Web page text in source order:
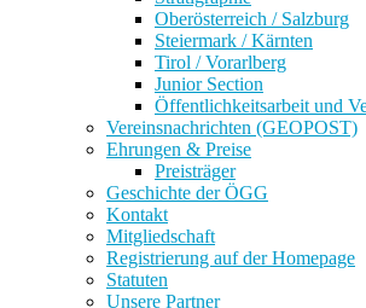
Oberösterreich / Salzburg
Steiermark / Kärnten
Tirol / Vorarlberg
Junior Section
Öffentlichkeitsarbeit und
Vereinsnachrichten (GEOPOST)
Ehrungen & Preise
Preisträger
Geschichte der ÖGG
Kontakt
Mitgliedschaft
Registrierung auf der Homepage
Statuten
Unsere Partner